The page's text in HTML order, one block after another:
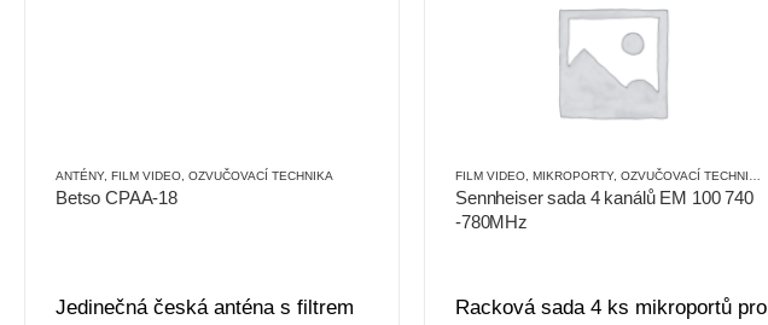
ANTÉNY, FILM VIDEO, OZVUČOVACÍ TECHNIKA
Betso CPAA-18
Jedinečná česká anténa s filtrem
FILM VIDEO, MIKROPORTY, OZVUČOVACÍ TECHNIKA
Sennheiser sada 4 kanálů EM 100 740
-780MHz
Racková sada 4 ks mikroportů pro